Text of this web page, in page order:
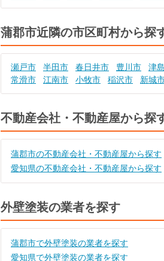
蒲郡市近隣の市区町村から探
瀬戸市 半田市 春日井市 豊川市 津
常滑市
江南市 小牧市 稲沢市 新城
不動産会社・不動産屋から探
蒲郡市の不動産会社・不動産屋から探す
愛知県の不動産会社・不動産屋から探す
外壁塗装の業者を探す
蒲郡市で外壁塗装の業者を探す
愛知県で外壁塗装の業者を探す